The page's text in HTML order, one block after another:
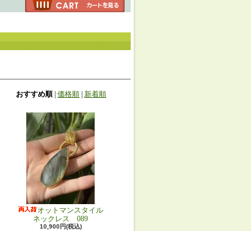
おすすめ順 価格順 新着順
オットマンスタイル
ネックレス 089
10,900円(税込)